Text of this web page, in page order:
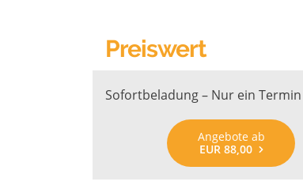
Preiswert
Sofortbeladung – Nur ein Termin
Angebote ab
EUR 88,00